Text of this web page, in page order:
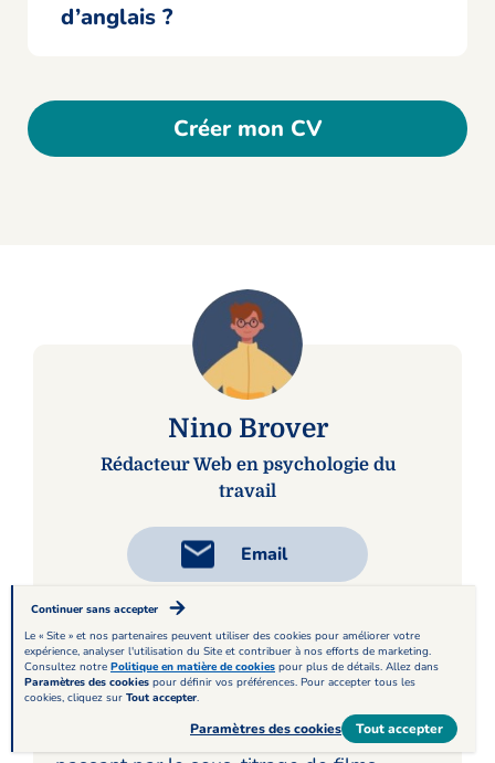
d’anglais ?
Créer mon CV
Nino Brover
Rédacteur Web en psychologie du
travail
Email
Rédacteur et traducteur, Nino se
passionne depuis toujours pour l’écriture
sous toutes ses formes, de la littérature
aux modes d’emploi de machine laver en
Continuer sans accepter
Le « Site » et nos partenaires peuvent utiliser des cookies pour améliorer votre
expérience, analyser l'utilisation du Site et contribuer à nos efforts de marketing.
Consultez notre Politique en matière de cookies pour plus de détails. Allez dans
Paramètres des cookies pour définir vos préférences. Pour accepter tous les
cookies, cliquez sur Tout accepter.
Tout accepter
Paramètres des cookies